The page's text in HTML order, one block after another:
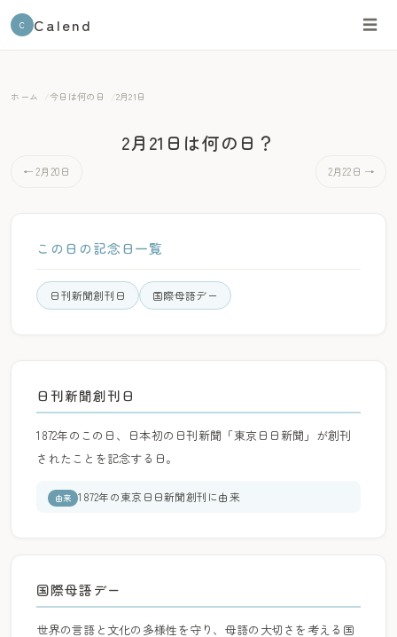
C Calend ☰
ホーム 今日は何の日 2月21日
← 2月20日
2月21日は何の日？
2月22日 →
この日の記念日一覧
日刊新聞創刊日 国際母語デー
日刊新聞創刊日
1872年のこの日、日本初の日刊新聞「東京日日新聞」が創刊
されたことを記念する日。
由来 1872年の東京日日新聞創刊に由来
国際母語デー
世界の言語と文化の多様性を守り、母語の大切さを考える国